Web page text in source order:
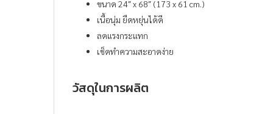
ขนาด 24″ x 68″ (173 x 61 cm.)
เนื้อนุ่ม ยืดหยุ่นได้ดี
ลดแรงกระแทก
เช็ดทำความสะอาดง่าย
วัสดุในการผลิต